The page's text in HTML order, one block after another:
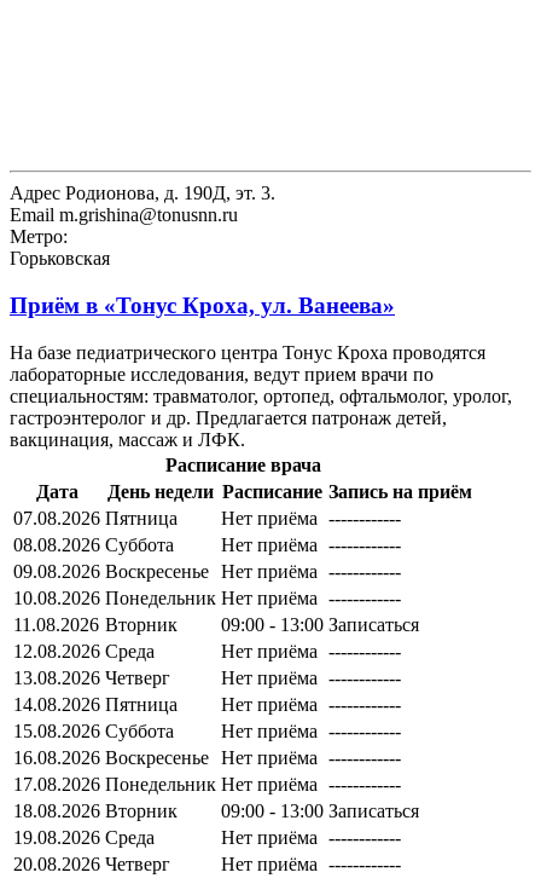
Адрес Родионова, д. 190Д, эт. 3.
Email m.grishina@tonusnn.ru
Метро:
Горьковская
Приём в «Тонус Кроха, ул. Ванеева»
На базе педиатрического центра Тонус Кроха проводятся
лабораторные исследования, ведут прием врачи по
специальностям: травматолог, ортопед, офтальмолог, уролог,
гастроэнтеролог и др. Предлагается патронаж детей,
вакцинация, массаж и ЛФК.
Расписание врача
Дата
День недели Расписание Запись на приём
07.08.2026 Пятница Нет приёма ------------
08.08.2026 Суббота Нет приёма ------------
09.08.2026 Воскресенье Нет приёма ------------
10.08.2026 Понедельник Нет приёма ------------
11.08.2026 Вторник 09:00 - 13:00 Записаться
12.08.2026 Среда Нет приёма ------------
13.08.2026 Четверг Нет приёма ------------
14.08.2026 Пятница Нет приёма ------------
15.08.2026 Суббота Нет приёма ------------
16.08.2026 Воскресенье Нет приёма ------------
17.08.2026 Понедельник Нет приёма ------------
18.08.2026 Вторник 09:00 - 13:00 Записаться
19.08.2026 Среда Нет приёма ------------
20.08.2026 Четверг Нет приёма ------------